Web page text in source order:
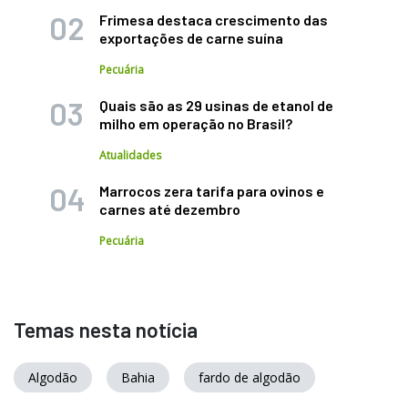
Frimesa destaca crescimento das
exportações de carne suína
Pecuária
Quais são as 29 usinas de etanol de
milho em operação no Brasil?
Atualidades
Marrocos zera tarifa para ovinos e
carnes até dezembro
Pecuária
Temas nesta notícia
Algodão Bahia fardo de algodão